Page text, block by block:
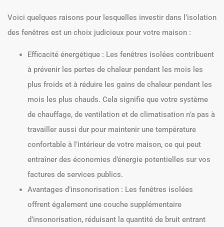
Voici quelques raisons pour lesquelles investir dans l’isolation
des fenêtres est un choix judicieux pour votre maison :
Efficacité énergétique : Les fenêtres isolées contribuent
à prévenir les pertes de chaleur pendant les mois les
plus froids et à réduire les gains de chaleur pendant les
mois les plus chauds. Cela signifie que votre système
de chauffage, de ventilation et de climatisation n’a pas à
travailler aussi dur pour maintenir une température
confortable à l’intérieur de votre maison, ce qui peut
entraîner des économies d’énergie potentielles sur vos
factures de services publics.
Avantages d’insonorisation : Les fenêtres isolées
offrent également une couche supplémentaire
d’insonorisation, réduisant la quantité de bruit entrant